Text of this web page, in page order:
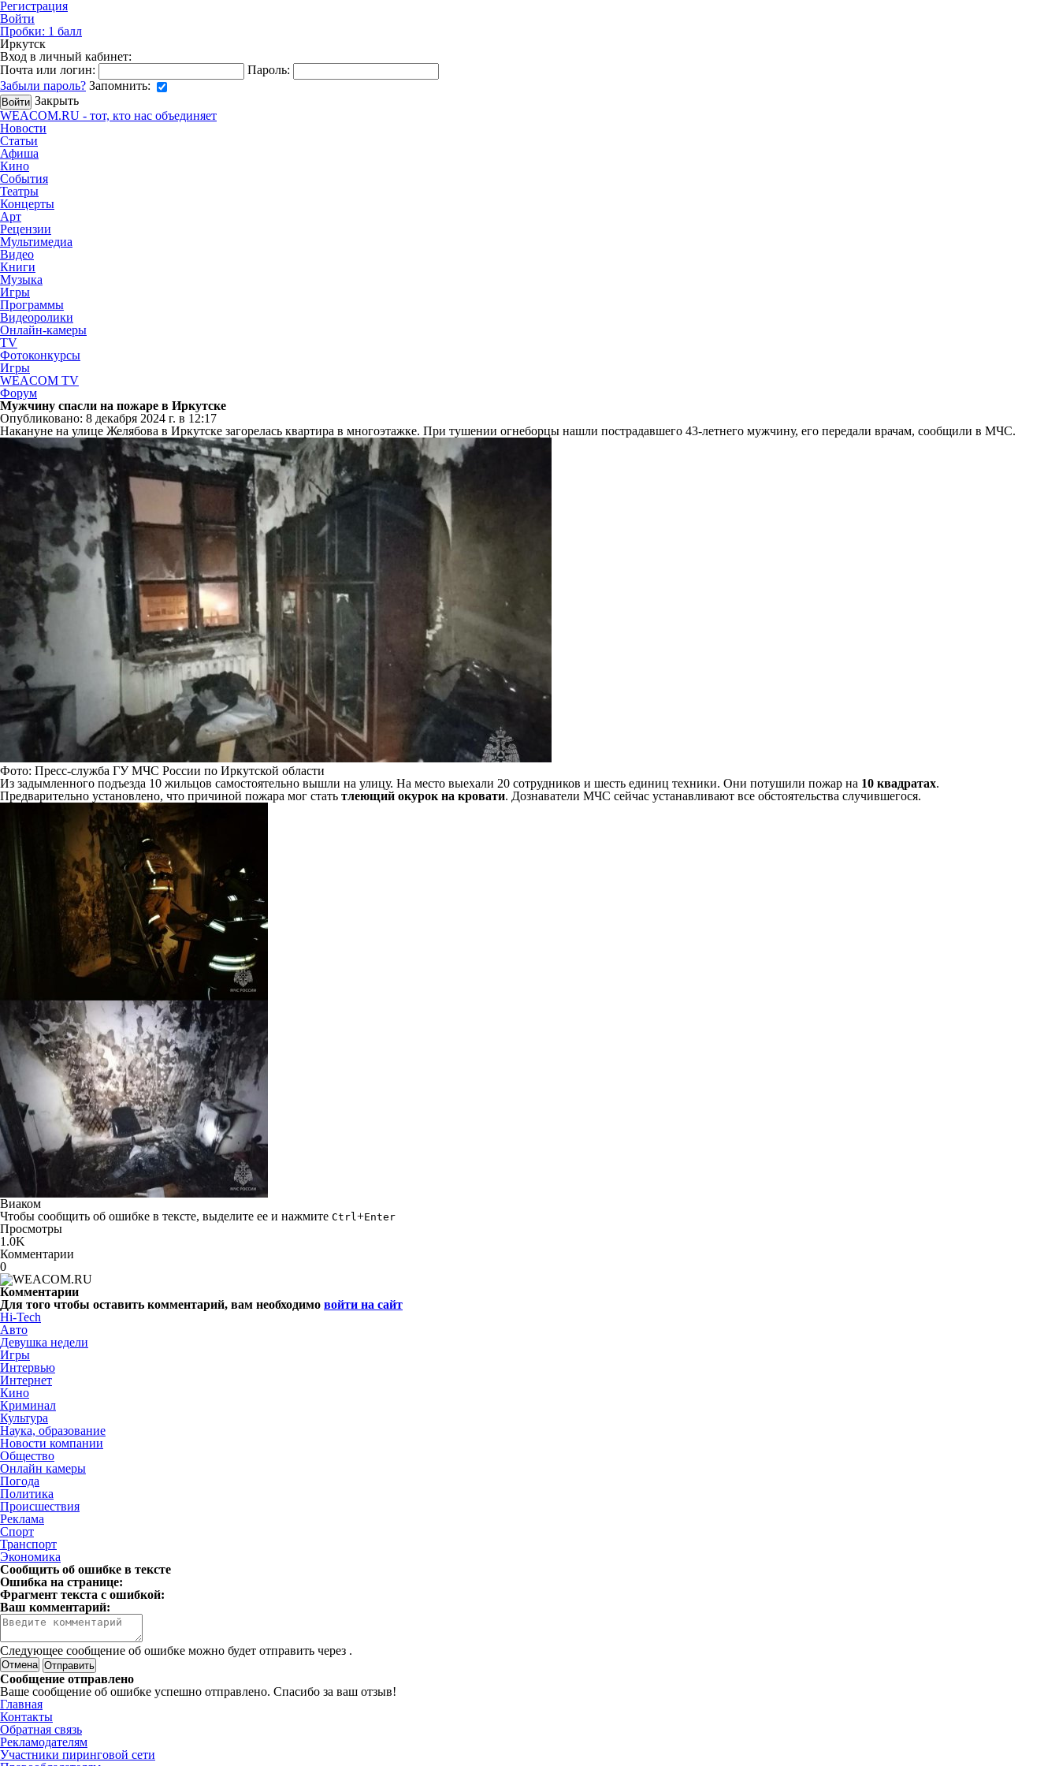
Регистрация
Войти
Пробки: 1 балл
Иркутск
Вход в личный кабинет:
Почта или логин:
Пароль:
Забыли пароль? Запомнить:
Закрыть
WEACOM.RU - тот, кто нас объединяет
Новости
Статьи
Афиша
Кино
События
Театры
Концерты
Арт
Рецензии
Мультимедиа
Видео
Книги
Музыка
Игры
Программы
Видеоролики
Онлайн-камеры
TV
Фотоконкурсы
Игры
WEACOM TV
Форум
Мужчину спасли на пожаре в Иркутске
Опубликовано: 8 декабря 2024 г. в 12:17
Накануне на улице Желябова в Иркутске загорелась квартира в многоэтажке. При тушении огнеборцы нашли пострадавшего 43-летнего мужчину, его передали врачам, сообщили в МЧС.
Фото: Пресс-служба ГУ МЧС России по Иркутской области
Из задымленного подъезда 10 жильцов самостоятельно вышли на улицу. На место выехали 20 сотрудников и шесть единиц техники. Они потушили пожар на 10 квадратах.
Предварительно установлено, что причиной пожара мог стать тлеющий окурок на кровати. Дознаватели МЧС сейчас устанавливают все обстоятельства случившегося.
Виаком
Чтобы сообщить об ошибке в тексте, выделите ее и нажмите Ctrl+Enter
Просмотры
1.0K
Комментарии
0
Комментарии
Для того чтобы оставить комментарий, вам необходимо войти на сайт
Hi-Tech
Авто
Девушка недели
Игры
Интервью
Интернет
Кино
Криминал
Культура
Наука, образование
Новости компании
Общество
Онлайн камеры
Погода
Политика
Происшествия
Реклама
Спорт
Транспорт
Экономика
Сообщить об ошибке в тексте
Ошибка на странице:
Фрагмент текста с ошибкой:
Ваш комментарий:
Следующее сообщение об ошибке можно будет отправить через .
Отмена
Сообщение отправлено
Ваше сообщение об ошибке успешно отправлено. Спасибо за ваш отзыв!
Главная
Контакты
Обратная связь
Рекламодателям
Участники пиринговой сети